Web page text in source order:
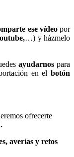
ese vídeopor
…) y házmelo
ayudarnos para
en el botón
ofrecerte
averías y retos